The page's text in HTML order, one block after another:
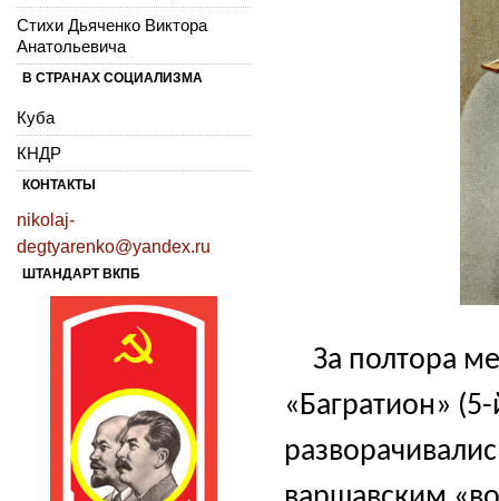
За полтора
«Багратион»
Стихи Дьяченко Виктора
Анатольевича
В СТРАНАХ СОЦИАЛИЗМА
Куба
КНДР
КОНТАКТЫ
nikolaj-
degtyarenko@yandex.ru
ШТАНДАРТ ВКПБ